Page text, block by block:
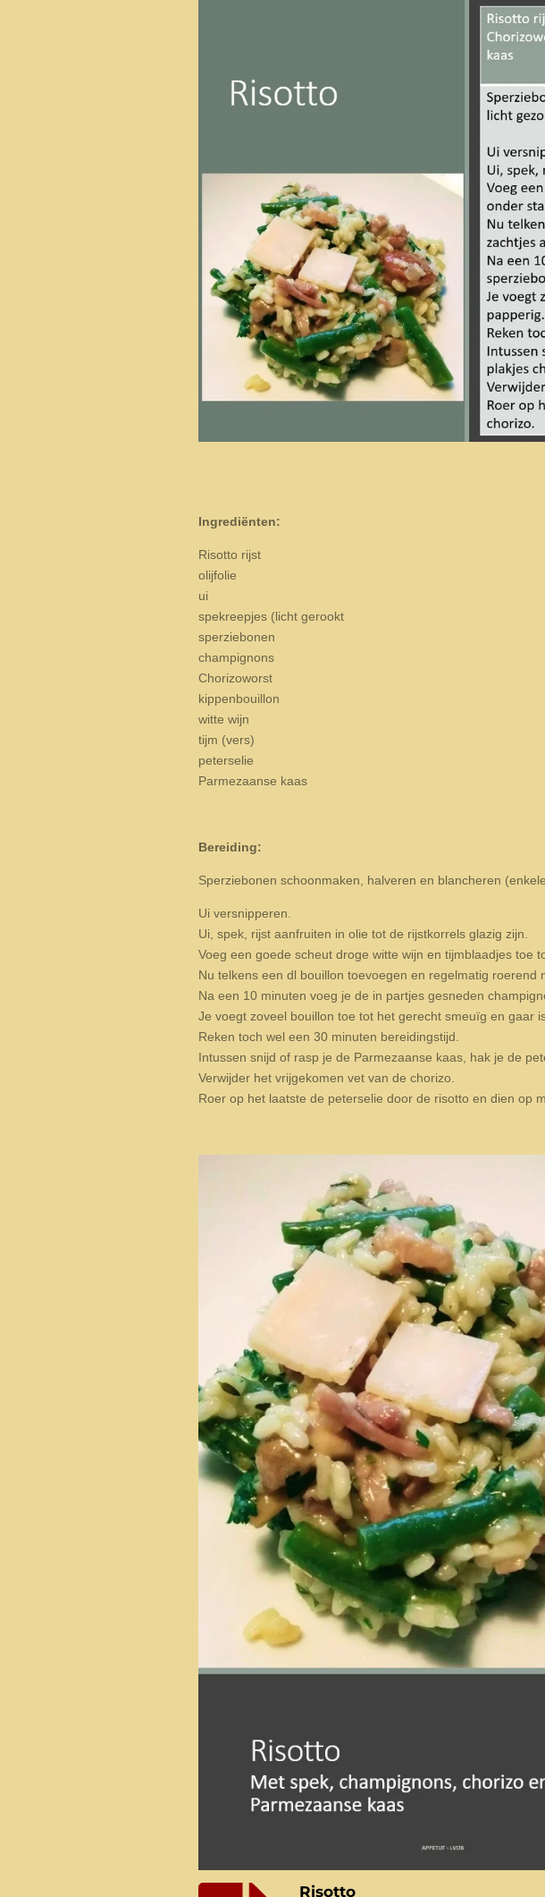
Ingrediënten:
Risotto rijst
olijfolie
ui
spekreepjes (licht gerookt
sperziebonen
champignons
Chorizoworst
kippenbouillon
witte wijn
tijm (vers)
peterselie
Parmezaanse kaas
Bereiding:
Sperziebonen schoonmaken, halveren en blancheren
Ui versnipperen.
Ui, spek, rijst aanfruiten in olie tot de rijstkorrels glazig zijn.
Voeg een goede scheut droge witte wijn en tijmblaadjes toe
Nu telkens een dl bouillon toevoegen en regelmatig roerend
Na een 10 minuten voeg je de in partjes gesneden
Je voegt zoveel bouillon toe tot het gerecht smeuïg en gaar
Reken toch wel een 30 minuten bereidingstijd.
Intussen snijd of rasp je de Parmezaanse kaas, hak je de
Verwijder het vrijgekomen vet van de chorizo.
Roer op het laatste de peterselie door de risotto en dien op
Risotto